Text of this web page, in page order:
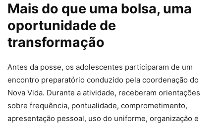
Mais do que uma bolsa, uma
oportunidade de
transformação
Antes da posse, os adolescentes participaram de um
encontro preparatório conduzido pela coordenação do
Nova Vida. Durante a atividade, receberam orientações
sobre frequência, pontualidade, comprometimento,
apresentação pessoal, uso do uniforme, organização e